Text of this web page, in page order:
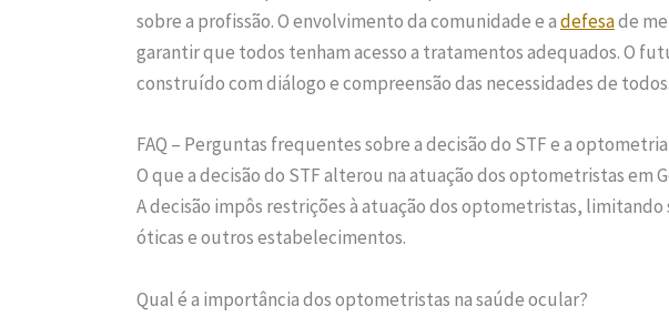
sobre a profissão. O envolvimento da comunidade e adefesade
garantir que todos tenham acesso a tratamentos adequados. O
construído com diálogo e compreensão das necessidades de todos.
FAQ – Perguntas frequentes sobre a decisão do STF e a optometria
O que a decisão do STF alterou na atuação dos optometristas em
A decisão impôs restrições à atuação dos optometristas,
óticas e outros estabelecimentos.
Qual é a importância dos optometristas na saúde ocular?